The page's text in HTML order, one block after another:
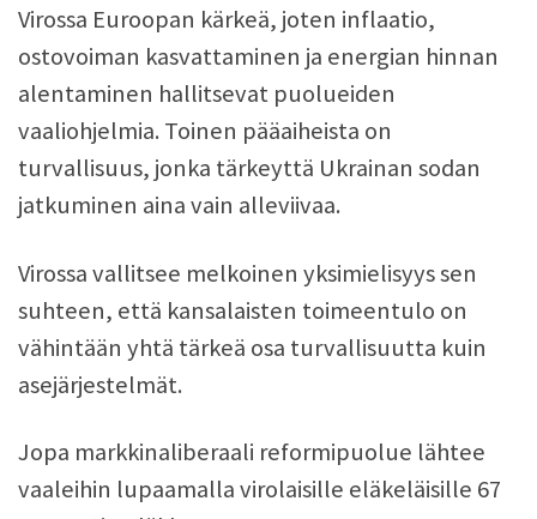
Virossa Euroopan kärkeä, joten inflaatio,
ostovoiman kasvattaminen ja energian hinnan
alentaminen hallitsevat puolueiden
vaaliohjelmia. Toinen pääaiheista on
turvallisuus, jonka tärkeyttä Ukrainan sodan
jatkuminen aina vain alleviivaa.
Virossa vallitsee melkoinen yksimielisyys sen
suhteen, että kansalaisten toimeentulo on
vähintään yhtä tärkeä osa turvallisuutta kuin
asejärjestelmät.
Jopa markkinaliberaali reformipuolue lähtee
vaaleihin lupaamalla virolaisille eläkeläisille 67